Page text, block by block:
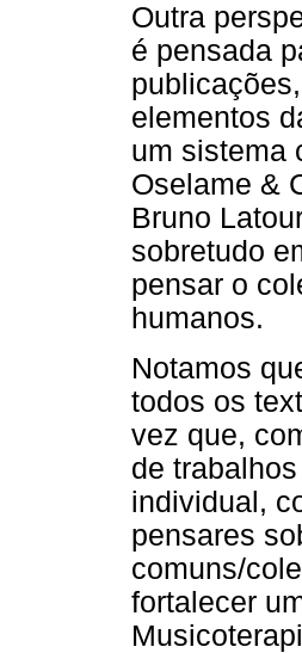
Outra
é pensada
elementos
um sistema
Oselame &
Bruno
sobretudo
pensar o
humanos.
Notamos
todos os
vez que,
de
individual,
pensares
comuns/
fortalecer